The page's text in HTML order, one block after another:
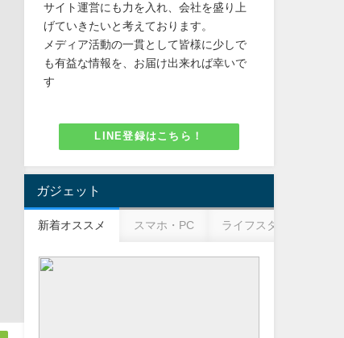
サイト運営にも力を入れ、会社を盛り上
げていきたいと考えております。
メディア活動の一貫として皆様に少しで
も有益な情報を、お届け出来れば幸いで
す
LINE登録はこちら！
ガジェット
新着オススメ スマホ・PC ライフスタイル